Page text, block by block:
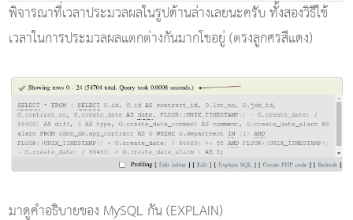
พิจารณาที่เวลาประมวลผลในรูปด้านล่างเลยนะครับ ทั้งสองวิธีใช้
เวลาในการประมวลผลแตกต่างกันมากโขอยู่ (ตรงลูกศรสีแดง)
มาดูคำอธิบายของ MySQL กัน (EXPLAIN)